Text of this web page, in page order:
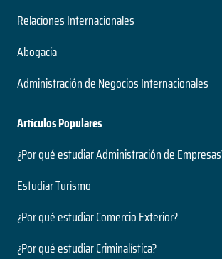
Relaciones Internacionales
Abogacía
Administración de Negocios Internacionales
Artículos Populares
¿Por qué estudiar Administración de
Estudiar Turismo
¿Por qué estudiar Comercio Exterior?
¿Por qué estudiar Criminalística?